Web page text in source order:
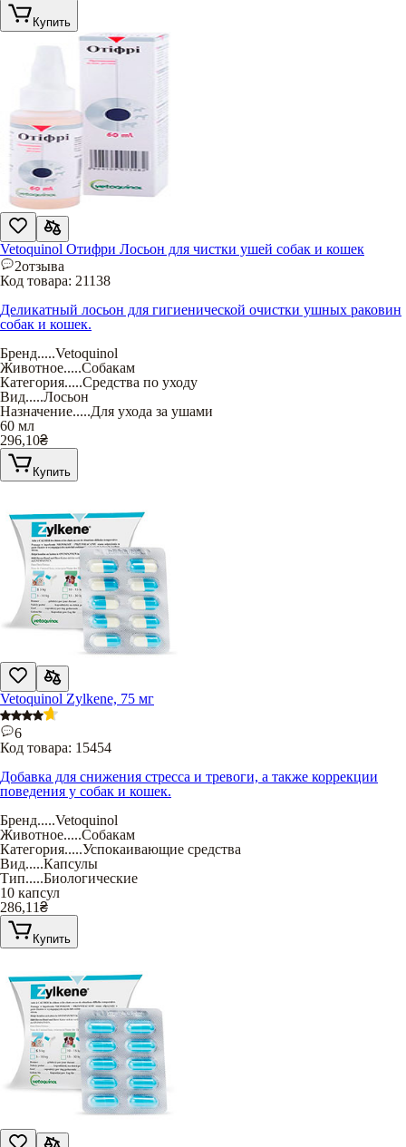
Купить
Vetoquinol Отифри Лосьон для чистки ушей собак и кошек
2отзыва
Код товара: 21138
Деликатный лосьон для гигиенической очистки ушных раковин
собак и кошек.
Бренд.....Vetoquinol
Животное.....Собакам
Категория.....Средства по уходу
Вид.....Лосьон
Назначение.....Для ухода за ушами
60 мл
296,10₴
Купить
Vetoquinol Zylkene, 75 мг
6
Код товара: 15454
Добавка для снижения стресса и тревоги, а также коррекции
поведения у собак и кошек.
Бренд.....Vetoquinol
Животное.....Собакам
Категория.....Успокаивающие средства
Вид.....Капсулы
Тип.....Биологические
10 капсул
286,11₴
Купить